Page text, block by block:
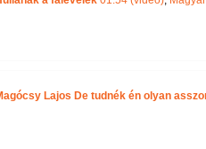
Lajos De tudnék én olyan